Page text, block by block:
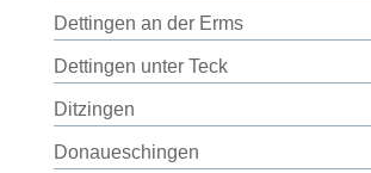
Dettingen an der Erms
Dettingen unter Teck
Ditzingen
Donaueschingen